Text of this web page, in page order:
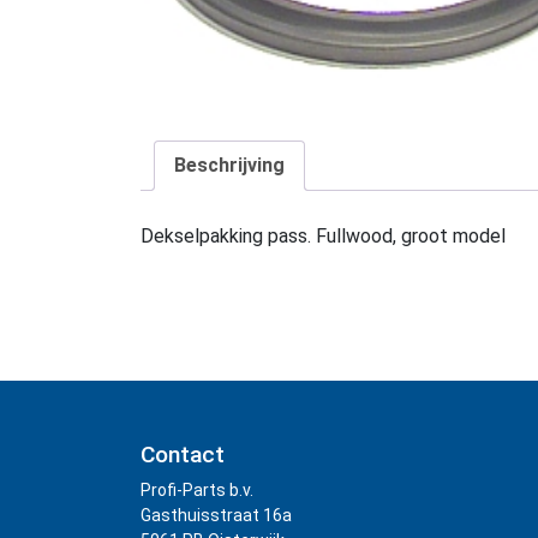
Beschrijving
Dekselpakking pass. Fullwood, groot model
Contact
Profi-Parts b.v.
Gasthuisstraat 16a